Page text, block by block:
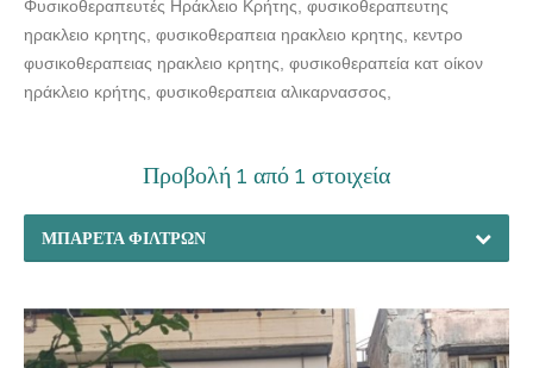
Φυσικοθεραπευτές Ηράκλειο Κρήτης, φυσικοθεραπευτης
ηρακλειο κρητης, φυσικοθεραπεια ηρακλειο κρητης, κεντρο
φυσικοθεραπειας ηρακλειο κρητης, φυσικοθεραπεία κατ οίκον
ηράκλειο κρήτης, φυσικοθεραπεια αλικαρνασσος,
Προβολή 1 από 1 στοιχεία
ΜΠΑΡΈΤΑ ΦΊΛΤΡΩΝ